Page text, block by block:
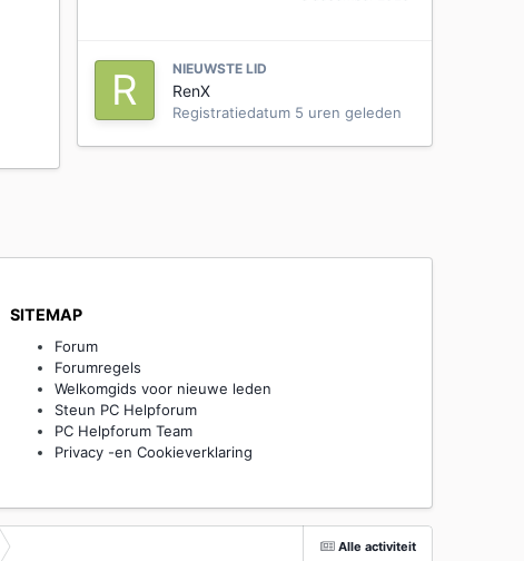
NIEUWSTE LID
RenX
Registratiedatum 5 uren geleden
SITEMAP
Forum
Forumregels
Welkomgids voor nieuwe leden
Steun PC Helpforum
PC Helpforum Team
Privacy -en Cookieverklaring
Alle activiteit